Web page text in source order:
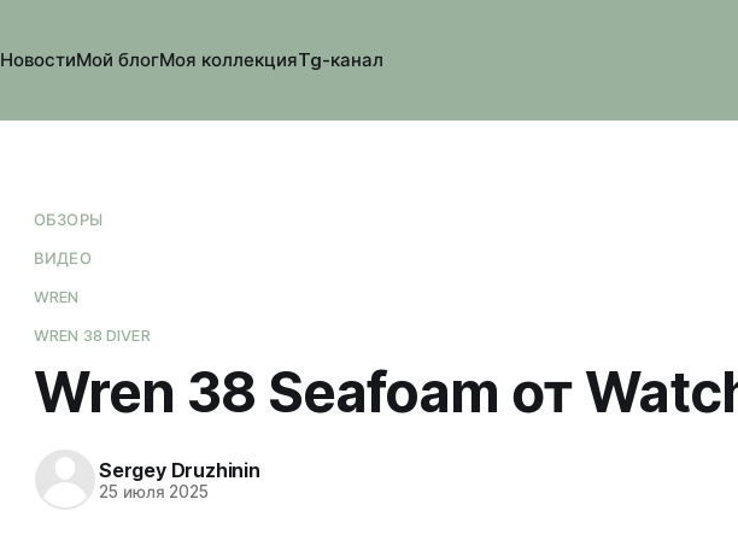
НовостиМой блогМоя коллекцияTg-канал
ОБЗОРЫ
ВИДЕО
WREN
WREN 38 DIVER
Wren 38 Seafoam от
Sergey Druzhinin
25 июля 2025